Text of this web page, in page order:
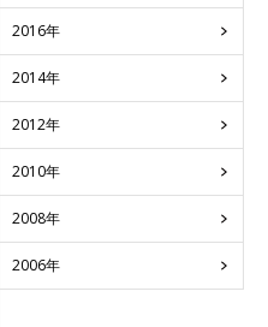
2016年
2014年
2012年
2010年
2008年
2006年